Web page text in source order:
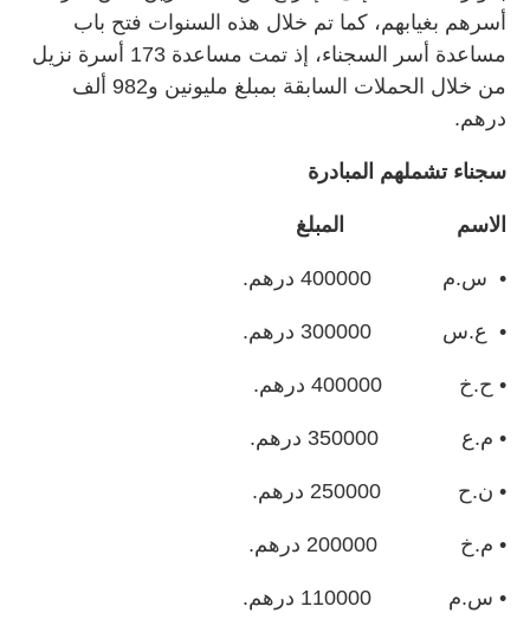
أسرهم بغيابهم، كما تم خلال هذه السنوات فتح باب
مساعدة أسر السجناء، إذ تمت مساعدة 173 أسرة نزيل
من خلال الحملات السابقة بمبلغ مليونين و982 ألف
درهم.
سجناء تشملهم المبادرة
الاسم المبلغ
• س.م 400000 درهم.
• ع.س 300000 درهم.
• ح.خ 400000 درهم.
• م.ع 350000 درهم.
• ن.ح 250000 درهم.
• م.خ 200000 درهم.
• س.م 110000 درهم.